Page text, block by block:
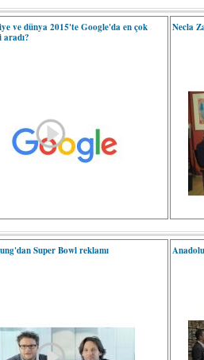
ve dünya 2015'te Google'da en çok
aradı?
Necla
Super Bowl reklamı